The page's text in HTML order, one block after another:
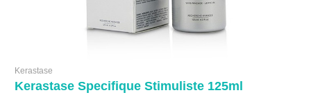
Kerastase
Kerastase Specifique Stimuliste 125ml